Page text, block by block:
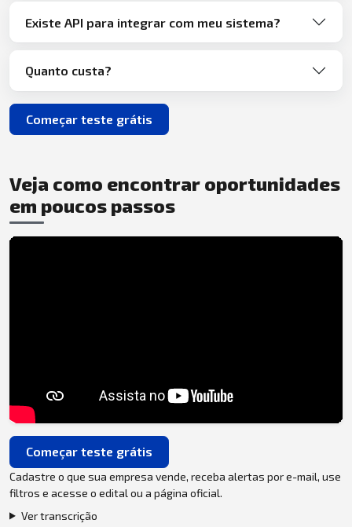
Existe API para integrar com meu sistema?
Quanto custa?
Começar teste grátis
Veja como encontrar oportunidades
em poucos passos
Começar teste grátis
Cadastre o que sua empresa vende, receba alertas por e-mail, use
filtros e acesse o edital ou a página oficial.
Ver transcrição